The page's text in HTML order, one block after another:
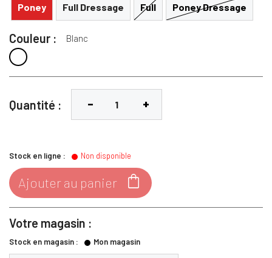
Poney Full Dressage Full Poney Dressage
Couleur : Blanc
Blanc
Quantité :
Stock en ligne : Non disponible

Ajouter au panier
Votre magasin :
Stock en magasin : Mon magasin